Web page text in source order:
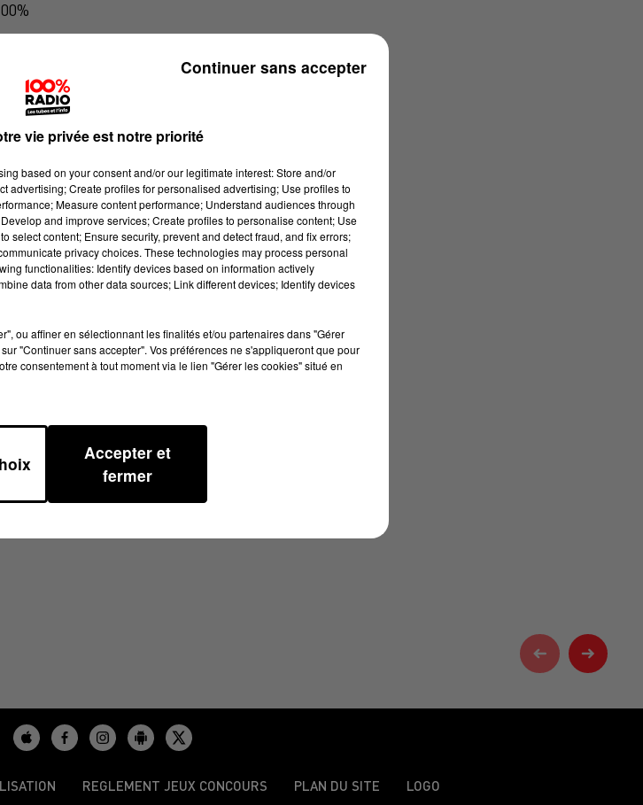
REGLEMENT JEUX CONCOURS PLAN DU SITE LOGO
vie privée est notre priorité
based on your consent and/or our legitimate interest: Store and/or
advertising; Create profiles for personalised advertising; Use profiles to
Measure content performance; Understand audiences through
and improve services; Create profiles to personalise content; Use
select content; Ensure security, prevent and detect fraud, and fix errors;
privacy choices. These technologies may process personal
functionalities: Identify devices based on information actively
data from other data sources; Link different devices; Identify devices
ou affiner en sélectionnant les finalités et/ou partenaires dans "Gérer
"Continuer sans accepter". Vos préférences ne s'appliqueront que pour
consentement à tout moment via le lien "Gérer les cookies" situé en
Accepter et
fermer
Continuer sans accepter